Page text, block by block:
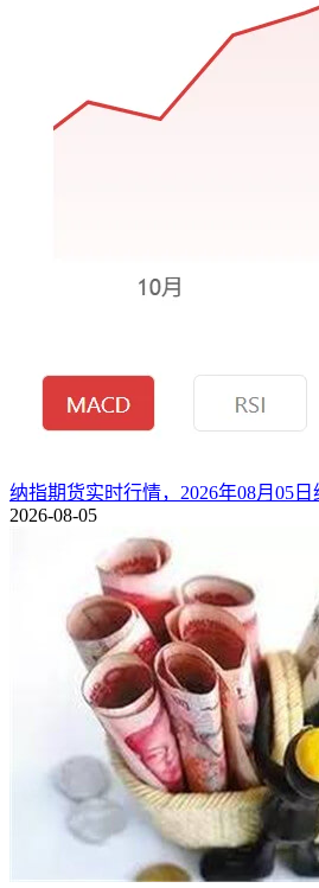
纳指期货实时行情，2026年08月05
2026-08-05